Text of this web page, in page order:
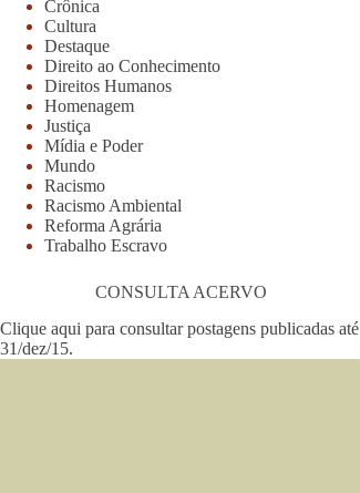
Crônica
Cultura
Destaque
Direito ao Conhecimento
Direitos Humanos
Homenagem
Justiça
Mídia e Poder
Mundo
Racismo
Racismo Ambiental
Reforma Agrária
Trabalho Escravo
CONSULTA ACERVO
Clique aqui para consultar postagens publicadas até
31/dez/15.